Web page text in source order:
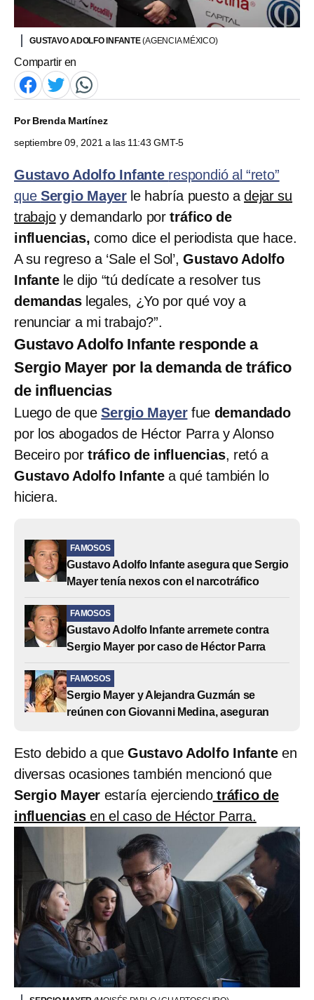
GUSTAVO ADOLFO INFANTE(AGENCIA MÉXICO)
Compartir en
PorBrenda Martínez
septiembre 09, 2021 a las 11:43 GMT-5
Gustavo Adolfo Infante respondió al “reto”
que Sergio Mayer le habría puesto adejar su
trabajoy demandarlo portráfico de
influencias, como dice el periodista que hace.
A su regreso a ‘Sale el Sol’,Gustavo Adolfo
Infantele dijo “tú dedícate a resolver tus
demandaslegales, ¿Yo por qué voy a
renunciar a mi trabajo?”.
Gustavo Adolfo Infante responde a
Sergio Mayer por la demanda de tráfico
de influencias
Luego de que Sergio Mayerfue demandado
por los abogados de Héctor Parra y Alonso
Beceiro por tráfico de influencias, retó a
Gustavo Adolfo Infantea qué también lo
hiciera.
FAMOSOS
Gustavo Adolfo Infante asegura que Sergio
Mayer tenía nexos con el narcotráfico
FAMOSOS
Gustavo Adolfo Infante arremete contra
Sergio Mayer por caso de Héctor Parra
FAMOSOS
Sergio Mayer y Alejandra Guzmán se
reúnen con Giovanni Medina, aseguran
Esto debido a que Gustavo Adolfo Infanteen
diversas ocasiones también mencionó que
Sergio Mayer estaría ejerciendo tráfico de
influenciasen el caso de Héctor Parra.